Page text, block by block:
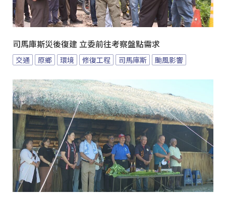
司馬庫斯災後復建 立委前往考察盤點需求
交通 原鄉 環境 修復工程 司馬庫斯 颱風影響